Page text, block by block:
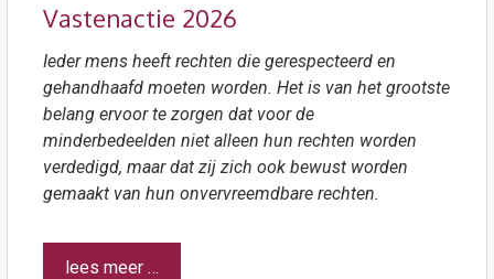
Vastenactie 2026
Ieder mens heeft rechten die gerespecteerd en
gehandhaafd moeten worden. Het is van het grootste
belang ervoor te zorgen dat voor de
minderbedeelden niet alleen hun rechten worden
verdedigd, maar dat zij zich ook bewust worden
gemaakt van hun onvervreemdbare rechten.
lees meer …